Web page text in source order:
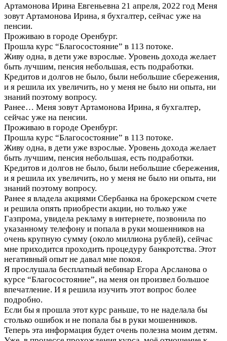
Артамонова Ирина Евгеньевна 21 апреля, 2022 год Меня
зовут Артамонова Ирина, я бухгалтер, сейчас уже на
пенсии.
Проживаю в городе Оренбург.
Прошла курс “Благосостояние” в 113 потоке.
Живу одна, в дети уже взрослые. Уровень дохода желает
быть лучшим, пенсия небольшая, есть подработки.
Кредитов и долгов не было, были небольшие сбережения,
и я решила их увеличить, но у меня не было ни опыта, ни
знаний поэтому вопросу.
Ранее… Меня зовут Артамонова Ирина, я бухгалтер,
сейчас уже на пенсии.
Проживаю в городе Оренбург.
Прошла курс “Благосостояние” в 113 потоке.
Живу одна, в дети уже взрослые. Уровень дохода желает
быть лучшим, пенсия небольшая, есть подработки.
Кредитов и долгов не было, были небольшие сбережения,
и я решила их увеличить, но у меня не было ни опыта, ни
знаний поэтому вопросу.
Ранее я владела акциями Сбербанка на брокерском счете
и решила опять приобрести акции, но только уже
Газпрома, увидела рекламу в интернете, позвонила по
указанному телефону и попала в руки мошенников на
очень крупную сумму (около миллиона рублей), сейчас
мне приходится проходить процедуру банкротства. Этот
негативный опыт не давал мне покоя.
Я прослушала бесплатный вебинар Егора Арсланова о
курсе “Благосостояние”, на меня он произвел большое
впечатление. И я решила изучить этот вопрос более
подробно.
Если бы я прошла этот курс раньше, то не наделала бы
столько ошибок и не попала бы в руки мошенников.
Теперь эта информация будет очень полезна моим детям.